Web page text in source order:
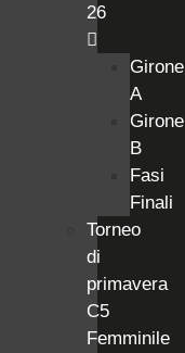
26
Girone
A
Girone
B
Fasi
Finali
Torneo
di
primavera
C5
Femminile